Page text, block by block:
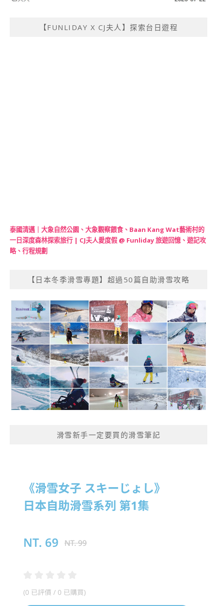
【FUNLIDAY X CJ夫人】探索台日遊程
泰國清邁｜大象自然公園、大象觀察餵食、Baan Kang Wat藝術村的
一日深度森林探索旅行 | CJ夫人愛度假 @ Funliday 旅遊回憶、遊記攻
略、行程規劃
【日本冬季滑雪專題】超過50篇自助滑雪攻略
滑雪新手一定要買的滑雪筆記